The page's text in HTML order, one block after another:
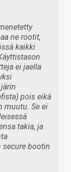
ne rootit,
kaikki
ei jaella
pois eikä
muutu. Se ei
takia, ja
secure bootin